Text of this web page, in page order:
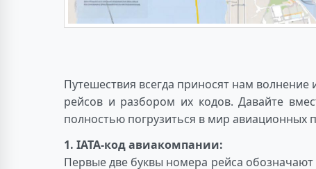
Путешествия всегда приносят нам
рейсов и разбором их кодов. Давайте
полностью погрузиться в мир авиационных
1. IATA-код авиакомпании:
Первые две буквы номера рейса